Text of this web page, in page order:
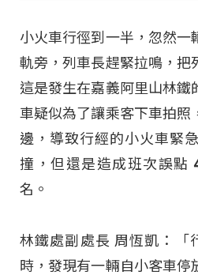
小火車行徑到一半，忽然一
軌旁，列車長趕緊拉鳴，把
這是發生在嘉義阿里山林鐵
車疑似為了讓乘客下車拍照
邊，導致行經的小火車緊
撞，但還是造成班次誤點
名。
林鐵處副處長 周恆凱：「
時，發現有一輛自小客車停